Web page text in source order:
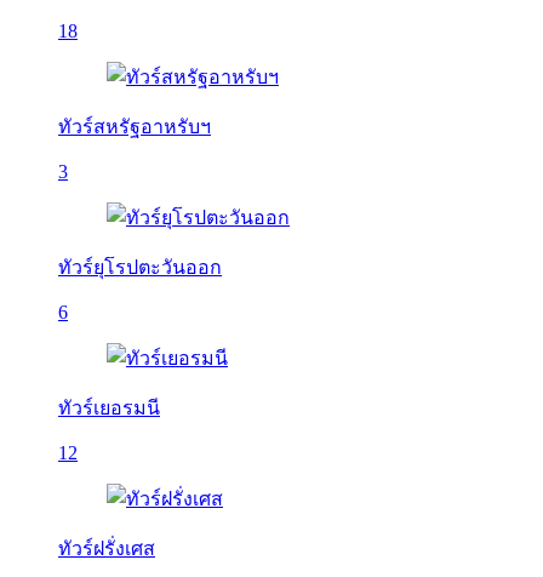
18
ทัวร์สหรัฐอาหรับฯ
3
ทัวร์ยุโรปตะวันออก
6
ทัวร์เยอรมนี
12
ทัวร์ฝรั่งเศส